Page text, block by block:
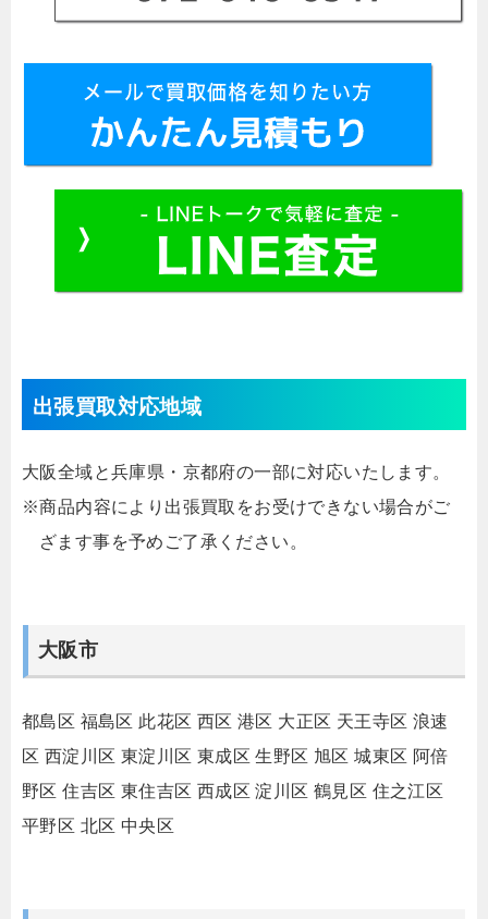
出張買取対応地域
大阪全域と兵庫県・京都府の一部に対応いたします。
※商品内容により出張買取をお受けできない場合がご
ざます事を予めご了承ください。
大阪市
都島区 福島区 此花区 西区 港区 大正区 天王寺区 浪速
区 西淀川区 東淀川区 東成区 生野区 旭区 城東区 阿倍
野区 住吉区 東住吉区 西成区 淀川区 鶴見区 住之江区
平野区 北区 中央区